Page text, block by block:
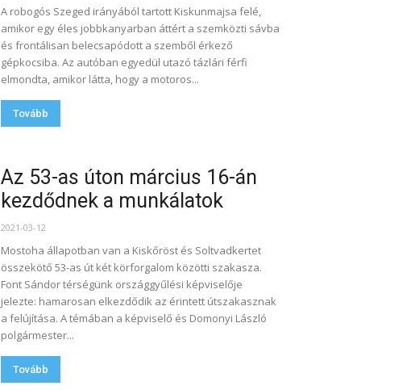
A robogós Szeged irányából tartott Kiskunmajsa felé,
amikor egy éles jobbkanyarban áttért a szemközti sávba
és frontálisan belecsapódott a szemből érkező
gépkocsiba. Az autóban egyedül utazó tázlári férfi
elmondta, amikor látta, hogy a motoros...
Tovább
Az 53-as úton március 16-án
kezdődnek a munkálatok
2021-03-12
Mostoha állapotban van a Kiskőröst és Soltvadkertet
összekötő 53-as út két körforgalom közötti szakasza.
Font Sándor térségünk országgyűlési képviselője
jelezte: hamarosan elkezdődik az érintett útszakasznak
a felújítása. A témában a képviselő és Domonyi László
polgármester...
Tovább